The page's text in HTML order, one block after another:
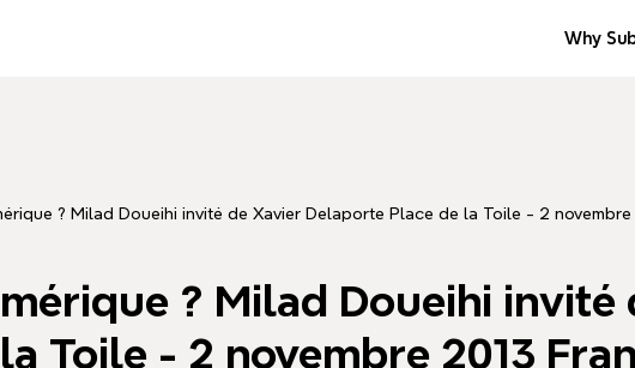
Why
? Milad Doueihi invité de Xavier Delaporte Place de la Toile - 2 novembre
? Milad Doueihi invité
Toile - 2 novembre 2013